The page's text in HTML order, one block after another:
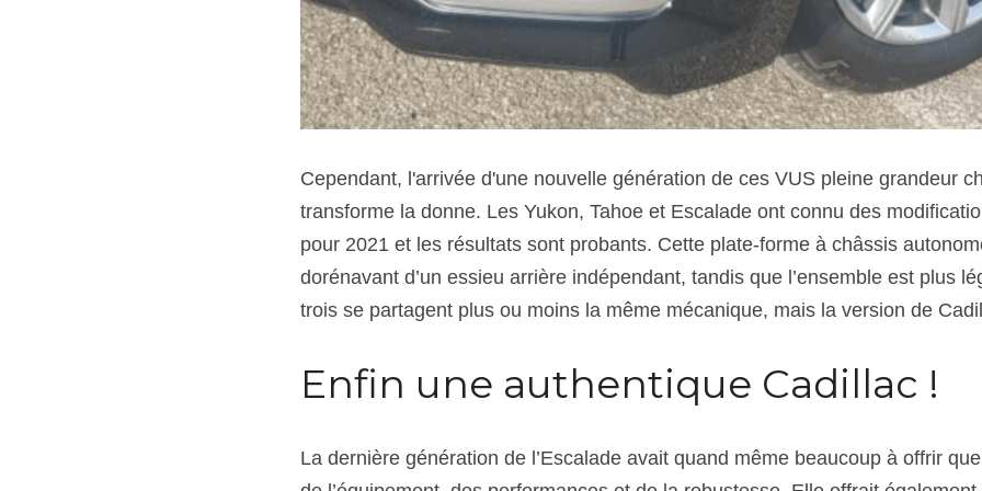
Cependant, l'arrivée d'une nouvelle génération de ces VUS pleine grandeur
transforme la donne. Les Yukon, Tahoe et Escalade ont connu des
pour 2021 et les résultats sont probants. Cette plate-forme à châssis
dorénavant d’un essieu arrière indépendant, tandis que l’ensemble est plus
trois se partagent plus ou moins la même mécanique, mais la version de
Enfin une authentique Cadillac !
La dernière génération de l’Escalade avait quand même beaucoup à offrir